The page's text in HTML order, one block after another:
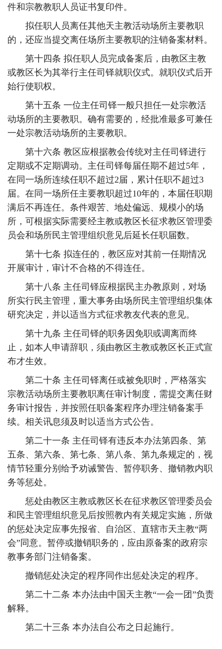
件和宗教教职人员证书复印件。
拟任职人员离任其他天主教活动场所主要教职
的，还应当提交离任场所主要教职的注销备案材料。
第十四条 拟任职人员完成备案后，由教区主教
或教区长为其举行主任司铎就职仪式。就职仪式后开
始行使职权。
第十五条 一位主任司铎一般只担任一处宗教活
动场所的主要教职。确有需要的，经批准最多可兼任
一处宗教活动场所的主要教职。
第十六条 教区应根据教会传统对主任司铎进行
定期或不定期调动。主任司铎每届任期不超过5年，
在同一场所连续任职不超过2届，累计任职不超过3
届。在同一场所任主要教职超过10年的，本届任职期
满后不再连任。条件艰苦、地处偏远、规模小的场
所，可根据实际需要经主教或教区长征求教区管理委
员会和场所民主管理组织意见后延长任职届数。
第十七条 拟连任的，教区应对其前一任期情况
开展审计，审计不合格的不得连任。
第十八条 主任司铎应根据民主办教原则，对场
所实行民主管理，重大事务由场所民主管理组织集体
研究决定，并以适当方式征求教友代表的意见。
第十九条 主任司铎的职务因免职或调离而终
止，如本人申请辞职，须由教区主教或教区长正式宣
布才生效。
第二十条 主任司铎离任或被免职时，严格落实
宗教活动场所主要教职离任审计制度，需提交离任财
务审计报告，并按照任职备案程序办理注销备案手
续。相关讯息须及时以适当方式公告。
第二十一条 主任司铎有违反本办法第四条、第
五条、第六条、第七条、第八条、第九条规定的，视
情节轻重分别给予劝诫警告、暂停职务、撤销教内职
务等惩处。
惩处由教区主教或教区长在征求教区管理委员会
和民主管理组织意见后按照教内有关规定实施，所做
的惩处决定应事先报省、自治区、直辖市天主教“两
会”同意。暂停或撤销职务的，应由原备案的政府宗
教事务部门注销备案。
撤销惩处决定的程序同作出惩处决定的程序。
第二十二条 本办法由中国天主教“一会一团”负责
解释。
第二十三条 本办法自公布之日起施行。